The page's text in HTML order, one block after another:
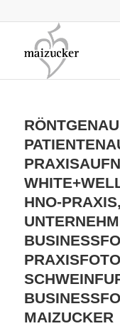
HNO-PRAXIS,
MAIZUCKER